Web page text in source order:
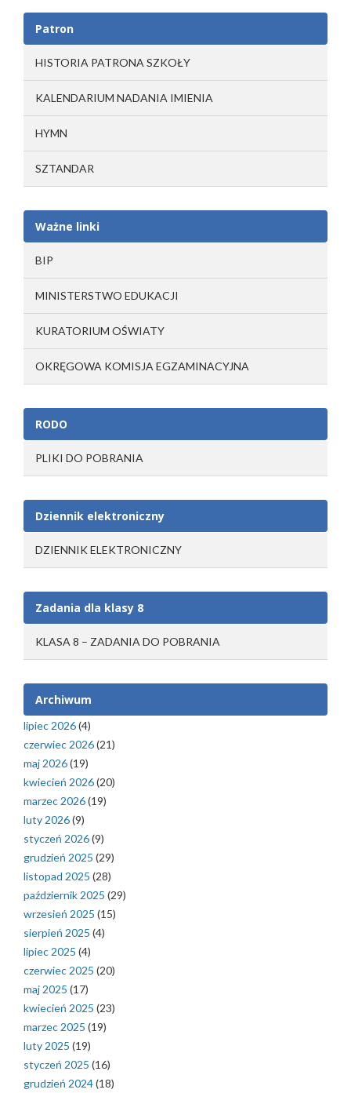
Patron
HISTORIA PATRONA SZKOŁY
KALENDARIUM NADANIA IMIENIA
HYMN
SZTANDAR
Ważne linki
BIP
MINISTERSTWO EDUKACJI
KURATORIUM OŚWIATY
OKRĘGOWA KOMISJA EGZAMINACYJNA
RODO
PLIKI DO POBRANIA
Dziennik elektroniczny
DZIENNIK ELEKTRONICZNY
Zadania dla klasy 8
KLASA 8 – ZADANIA DO POBRANIA
Archiwum
lipiec 2026(4)
czerwiec 2026(21)
maj 2026(19)
kwiecień 2026(20)
marzec 2026(19)
luty 2026(9)
styczeń 2026(9)
grudzień 2025 (29)
listopad 2025 (28)
październik 2025 (29)
wrzesień 2025 (15)
sierpień 2025 (4)
lipiec 2025 (4)
czerwiec 2025 (20)
maj 2025 (17)
kwiecień 2025 (23)
marzec 2025 (19)
luty 2025 (19)
styczeń 2025 (16)
grudzień 2024(18)